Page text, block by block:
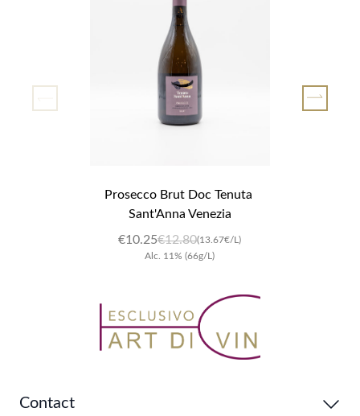
Prosecco Brut Doc Tenuta
Sant'Anna Venezia
€10.25€12.80(13.67€/L)
Alc. 11% (66g/L)
Contact